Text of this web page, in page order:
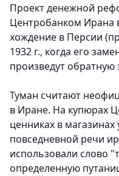
Проект денежной
Центробанком Ирана
хождение в Персии
1932 г., когда его
произведут обратную
Туман считают
в Иране. На купюрах
ценниках в
повседневной речи
использовали слово
определенную